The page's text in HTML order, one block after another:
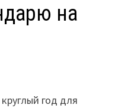
на
год для